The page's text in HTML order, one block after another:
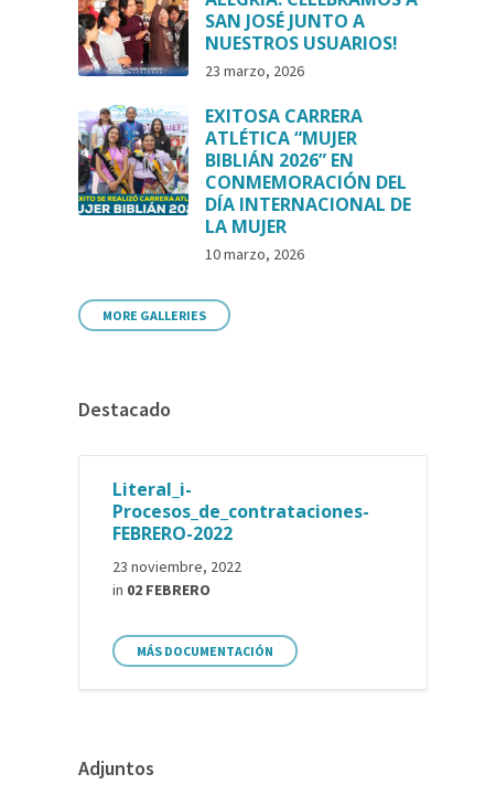
SAN JOSÉ JUNTO A
NUESTROS USUARIOS!
23 marzo, 2026
EXITOSA CARRERA
ATLÉTICA “MUJER
BIBLIÁN 2026” EN
CONMEMORACIÓN DEL
DÍA INTERNACIONAL DE
LA MUJER
10 marzo, 2026
MORE GALLERIES
Destacado
Literal_i-
Procesos_de_contrataciones-
FEBRERO-2022
23 noviembre, 2022
in 02 FEBRERO
MÁS DOCUMENTACIÓN
Adjuntos